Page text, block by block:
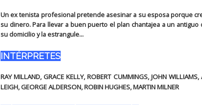
Un ex tenista profesional pretende asesinar a su esposa porque
su dinero. Para llevar a buen puerto el plan chantajea a un
su domicilio y la estrangule...
INTÉRPRETES
RAY MILLAND, GRACE KELLY, ROBERT CUMMINGS, JOHN
LEIGH, GEORGE ALDERSON, ROBIN HUGHES, MARTIN MILNER